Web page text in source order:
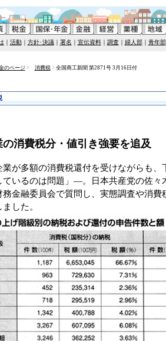
｜ 活動｜ 方針･決議｜ 署名 ｜ 宣伝資料｜ 調査｜ 婦人部｜ 青年部
のページ > 消費税 >全国商工新聞 第2871号 3月16日付
消費税分・値引き強要を追及
が多額の消費税還付を受けながらも、
ているのは問題」―。日本共産党の佐々
務金融委員会で質問し、実態調査や消
した。